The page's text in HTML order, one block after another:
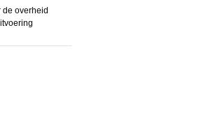
de overheid